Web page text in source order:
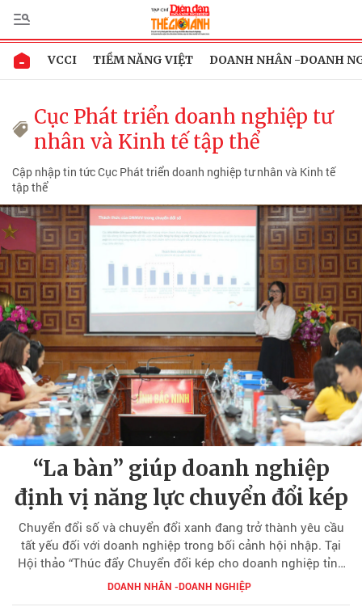
VCCI TIỀM NĂNG VIỆT DOANH NHÂN -DOANH
Cục Phát triển doanh nghiệp tư
nhân và Kinh tế tập thể
Cập nhập tin tức Cục Phát triển doanh nghiệp tư nhân và Kinh tế
tập thể
“La bàn” giúp doanh nghiệp
định vị năng lực chuyển đổi kép
Chuyển đổi số và chuyển đổi xanh đang trở thành yêu cầu
tất yếu đối với doanh nghiệp trong bối cảnh hội nhập. Tại
Hội thảo “Thúc đẩy Chuyển đổi kép cho doanh nghiệp tỉnh
Bắc Ninh năm 2026”, bà Phùng Lê Hà Anh, Chủ nhiệm Tư
vấn EY Việt Nam, đã giới thiệu Bộ công cụ Đánh giá mức độ
DOANH NHÂN -DOANH NGHIỆP